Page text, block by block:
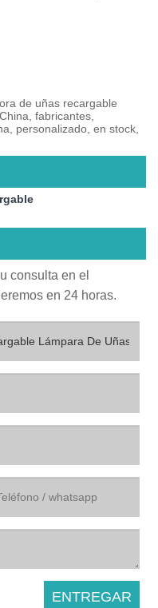
de uñas recargable
fabricantes,
personalizado, en stock,
consulta en el
en 24 horas.